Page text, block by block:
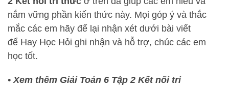
nắm vững phần kiến thức này. Mọi góp ý và thắc
mắc các em hãy để lại nhận xét dưới bài viết
để Hay Học Hỏi ghi nhận và hỗ trợ, chúc các em
học tốt.
•Xem thêm Giải Toán 6 Tập 2 Kết nối tri